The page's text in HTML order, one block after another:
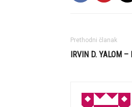
Prethodni članak
IRVIN D. YALOM –